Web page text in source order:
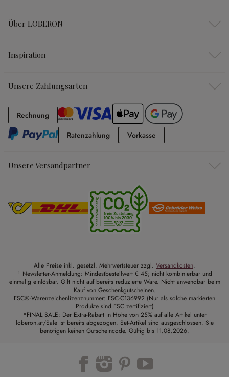
Über LOBERON
Inspiration
Unsere Zahlungsarten
RechnungRechnung
RatenzahlungRatenzahlung
Vorkasse
Unsere Versandpartner
Alle Preise inkl. gesetzl. Mehrwertsteuer zzgl. Versandkosten.
¹ Newsletter-Anmeldung: Mindestbestellwert € 45; nicht kombinierbar und
einmalig einlösbar. Gilt nicht auf bereits reduzierte Ware. Nicht anwendbar beim
Kauf von Geschenkgutscheinen.
FSC®-Warenzeichenlizenznummer: FSC-C136992 (Nur als solche markierten
Produkte sind FSC zertifiziert)
*FINAL SALE: Der Extra-Rabatt in Höhe von 25% auf alle Artikel unter
loberon.at/Sale ist bereits abgezogen. Set-Artikel sind ausgeschlossen. Sie
benötigen keinen Gutscheincode. Gültig bis 11.08.2026.